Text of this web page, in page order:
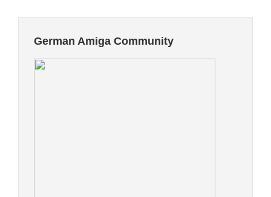
German Amiga Community